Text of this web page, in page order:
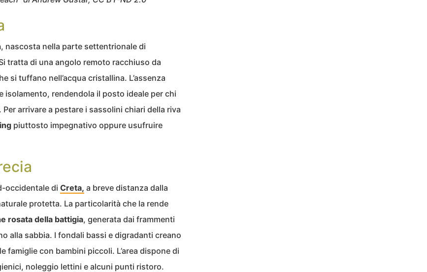
, nascosta nella parte settentrionale di
tratta di una angolo remoto racchiuso da
si tuffano nell’acqua cristallina. L’assenza
rendendola il posto ideale per chi
arrivare a pestare i sassolini chiari della riva
piuttosto impegnativo oppure usufruire
occidentale di Creta, a breve distanza dalla
protetta. La particolarità che la rende
rosata della battigia, generata dai frammenti
alla sabbia. I fondali bassi e digradanti creano
famiglie con bambini piccoli. L’area dispone di
noleggio lettini e alcuni punti ristoro.